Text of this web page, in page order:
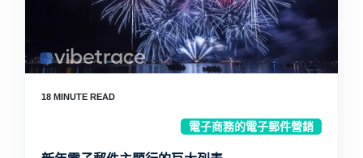
電子商務的電子郵件營銷